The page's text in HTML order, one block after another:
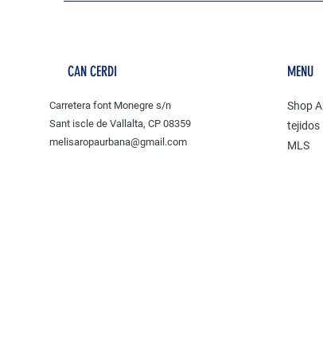
CAN CERDI
Carretera font Monegre s/n
Sant iscle de Vallalta, CP 08359
melisaropaurbana@gmail.com
MENU
Shop All
tejidos
MLS